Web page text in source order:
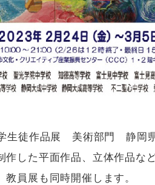
生徒作品展 美術部門 静岡
作した平面作品、立体作品な
教員展も同時開催します。